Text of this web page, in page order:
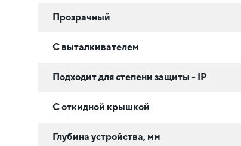
Прозрачный
С выталкивателем
Подходит для степени защиты - IP
С откидной крышкой
Глубина устройства, мм